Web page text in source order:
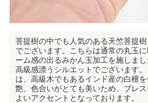
菩提樹の中でも人気のある天竺菩提
でございます。こちらは通常の丸玉
ーム感の出るみかん玉加工を施しま
高級感漂うシルエットでございます
は、高級木でもあるインド産の白檀
艶、色合いがとても美いため、ブレ
よいアクセントとなっております。